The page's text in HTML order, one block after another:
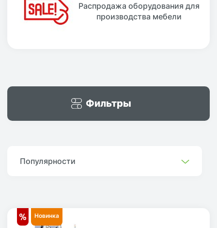
Распродажа оборудования для
производства мебели
Фильтры
Популярности
Новинка